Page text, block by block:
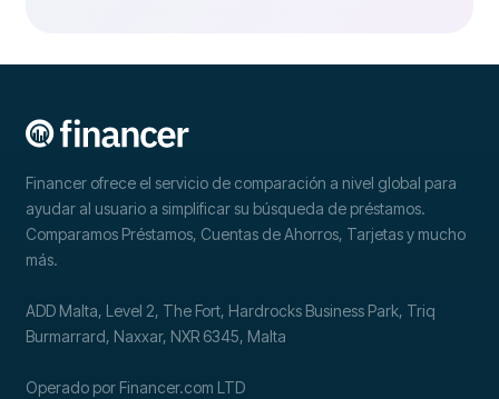
Financer ofrece el servicio de comparación a nivel global para
ayudar al usuario a simplificar su búsqueda de préstamos.
Comparamos Préstamos, Cuentas de Ahorros, Tarjetas y mucho
más.
ADD Malta, Level 2, The Fort, Hardrocks Business Park, Triq
Burmarrard, Naxxar, NXR 6345, Malta
Operado por Financer.com LTD